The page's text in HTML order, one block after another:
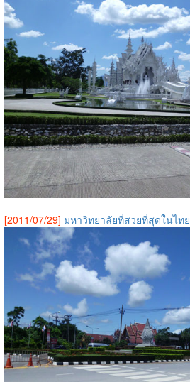
[2011/07/29] มหาวิทยาลัยที่สวยที่สุดในไทย